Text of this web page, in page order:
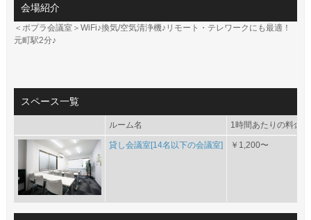
会場紹介
＜ポプラ会議室＞WiFi♪換気/空気清浄機♪リモート・テレワークにも最適！
元町駅2分♪
スペース一覧
ルーム名 1時間あたりの料金(
貸し会議室[14名以下の会議室] ￥1,200〜